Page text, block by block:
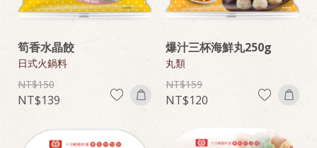
筍香水晶餃
日式火鍋料
150
139
爆汁三杯海鮮丸250g
丸類
159
120